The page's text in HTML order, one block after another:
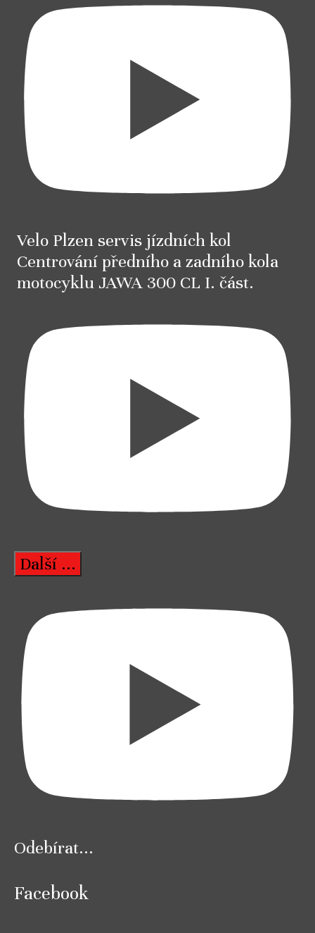
Velo Plzen servis jízdních kol
Centrování předního a zadního kola
motocyklu JAWA 300 CL I. část.
Další ...
Odebírat...
Facebook